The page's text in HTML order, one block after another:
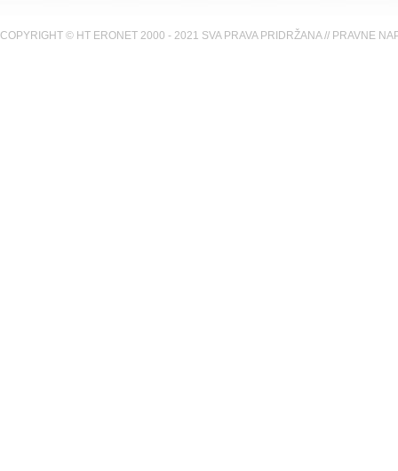
COPYRIGHT © HT ERONET 2000 - 2021 SVA PRAVA PRIDRŽANA // PRAVNE